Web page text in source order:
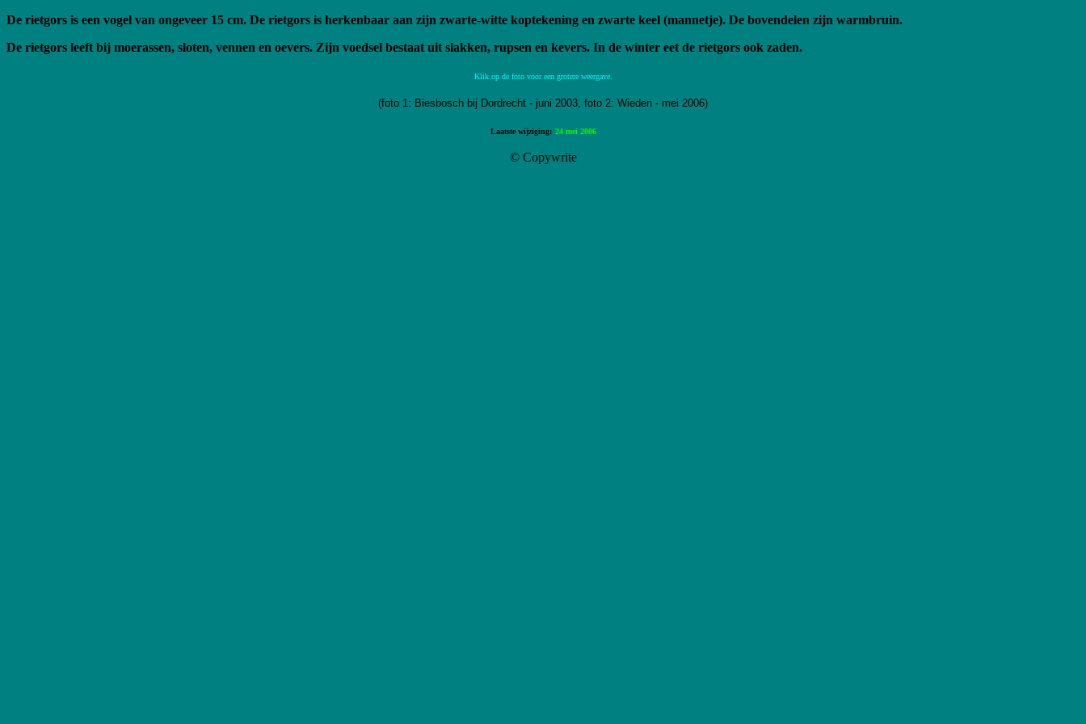
De rietgors is een vogel van ongeveer 15 cm. De rietgors is herkenbaar aan zijn zwarte-witte koptekening en zwarte keel (mannetje). De bovendelen zijn warmbruin.
De rietgors leeft bij moerassen, sloten, vennen en oevers. Zijn voedsel bestaat uit slakken, rupsen en kevers. In de winter eet de rietgors ook zaden.
Klik op de foto voor een grotere weergave.
(foto 1: Biesbosch bij Dordrecht - juni 2003, foto 2: Wieden - mei 2006)
Laatste wijziging: 24 mei 2006
© Copywrite